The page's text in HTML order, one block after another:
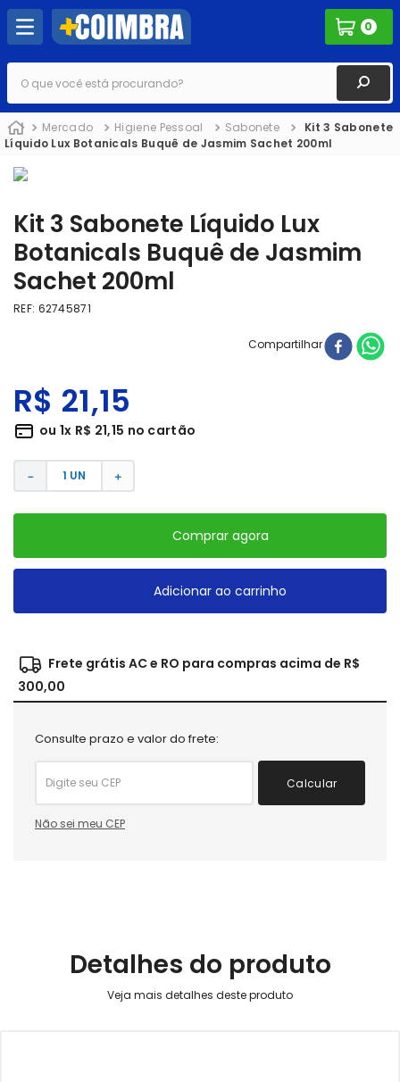
0
O que você está procurando?
Mercado Higiene Pessoal Sabonete
Kit 3 Sabonete
Líquido Lux Botanicals Buquê de Jasmim Sachet 200ml
Kit 3 Sabonete Líquido Lux
Botanicals Buquê de Jasmim
Sachet 200ml
REF: 62745871
Compartilhar
R$ 21,15
ou 1x R$ 21,15 no cartão
＋
－
Comprar agora
Adicionar ao carrinho
Frete grátis AC e RO para compras acima de R$
300,00
Consulte prazo e valor do frete:
Calcular
Não sei meu CEP
Detalhes do produto